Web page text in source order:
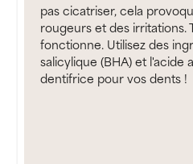
pas cicatriser, cela
rougeurs et des irritations.
fonctionne. Utilisez des
salicylique (BHA) et l'acide
dentifrice pour vos dents !